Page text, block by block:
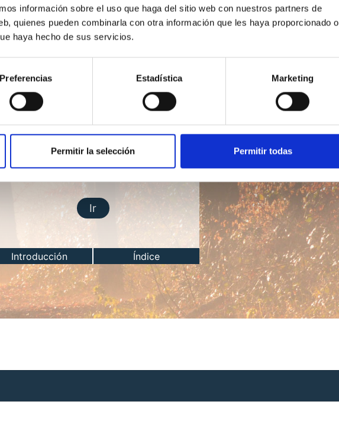
información sobre el uso que haga del sitio web con nuestros partners de
quienes pueden combinarla con otra información que les haya proporcionado o
haya hecho de sus servicios.
Preferencias Estadística Marketing
Permitir la selección Permitir todas
Lección del día
Ir
Introducción Índice